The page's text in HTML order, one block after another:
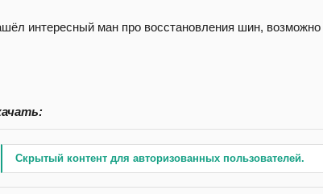
интересный ман про восстановления шин, возможно
Скрытый контент для авторизованных пользователей.